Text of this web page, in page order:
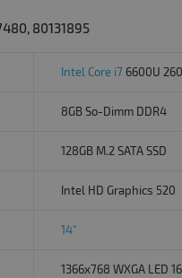
80131895
Intel Core i7 6600U
8GB So-Dimm DDR4
128GB M.2 SATA SSD
Intel HD Graphics 520
14"
1366x768 WXGA LED